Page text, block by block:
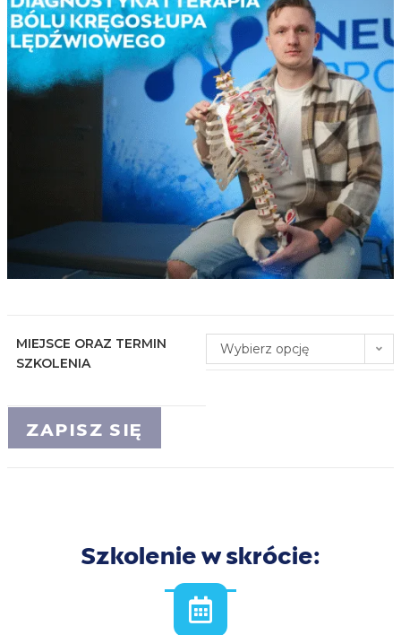
MIEJSCE ORAZ TERMIN
SZKOLENIA
Wybierz opcję
ZAPISZ SIĘ
Szkolenie w skrócie: